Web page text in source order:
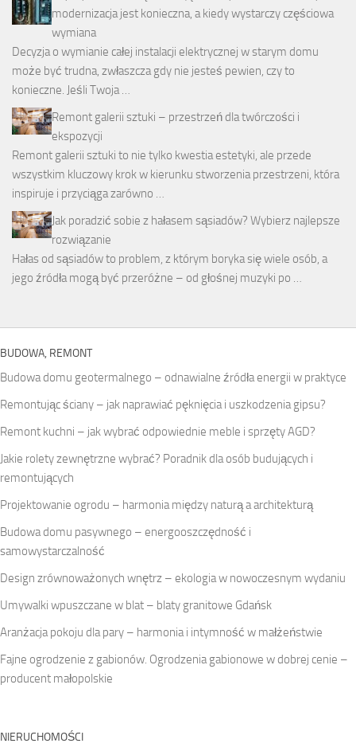
modernizacja jest konieczna, a kiedy wystarczy częściowa
wymiana
Decyzja o wymianie całej instalacji elektrycznej w starym domu
może być trudna, zwłaszcza gdy nie jesteś pewien, czy to
konieczne. Jeśli Twoja …
Remont galerii sztuki – przestrzeń dla twórczości i
ekspozycji
Remont galerii sztuki to nie tylko kwestia estetyki, ale przede
wszystkim kluczowy krok w kierunku stworzenia przestrzeni, która
inspiruje i przyciąga zarówno …
Jak poradzić sobie z hałasem sąsiadów? Wybierz najlepsze
rozwiązanie
Hałas od sąsiadów to problem, z którym boryka się wiele osób, a
jego źródła mogą być przeróżne – od głośnej muzyki po …
BUDOWA, REMONT
Budowa domu geotermalnego – odnawialne źródła energii w praktyce
Remontując ściany – jak naprawiać pęknięcia i uszkodzenia gipsu?
Remont kuchni – jak wybrać odpowiednie meble i sprzęty AGD?
Jakie rolety zewnętrzne wybrać? Poradnik dla osób budujących i
remontujących
Projektowanie ogrodu – harmonia między naturą a architekturą
Budowa domu pasywnego – energooszczędność i
samowystarczalność
Design zrównoważonych wnętrz – ekologia w nowoczesnym wydaniu
Umywalki wpuszczane w blat – blaty granitowe Gdańsk
Aranżacja pokoju dla pary – harmonia i intymność w małżeństwie
Fajne ogrodzenie z gabionów. Ogrodzenia gabionowe w dobrej cenie –
producent małopolskie
NIERUCHOMOŚCI